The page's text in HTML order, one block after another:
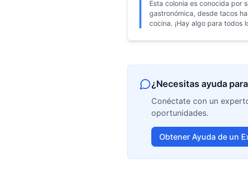
Esta colonia es conocida por
gastronómica, desde tacos
cocina. ¡Hay algo para todos
¿Necesitas ayuda
Conéctate con un
oportunidades.
Obtener Ayuda de un